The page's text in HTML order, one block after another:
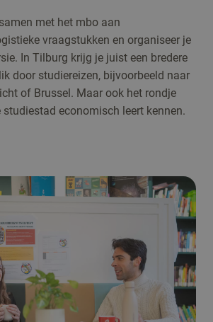
met het mbo aan
vraagstukken en organiseer je
In Tilburg krijg je juist een bredere
door studiereizen, bijvoorbeeld naar
of Brussel. Maar ook het rondje
economisch leert kennen.